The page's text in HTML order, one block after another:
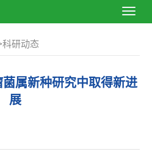
科研动态
属新种研究中取得新进
展